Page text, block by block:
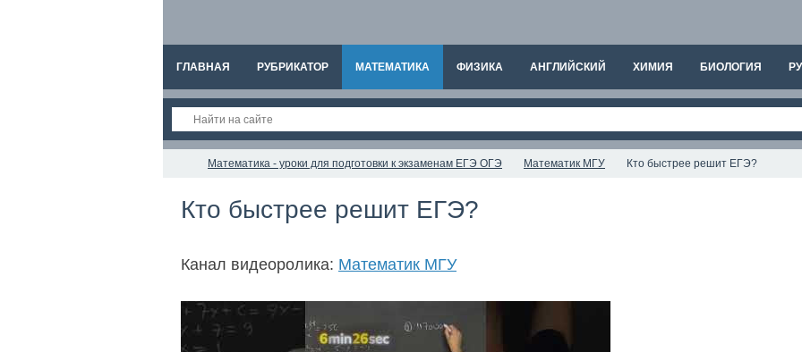
ГЛАВНАЯ РУБРИКАТОР МАТЕМАТИКА ФИЗИКА АНГЛИЙСКИЙ ХИМИЯ БИОЛОГИЯ
Математика - уроки для подготовки к экзаменам ЕГЭ ОГЭ Математик МГУ Кто быстрее решит ЕГЭ?
Кто быстрее решит ЕГЭ?
Канал видеоролика: Математик МГУ